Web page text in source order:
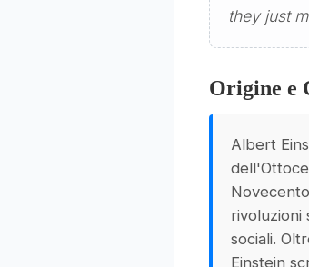
they just
Origine e
Albert
rivoluzioni
sociali.
Einstein